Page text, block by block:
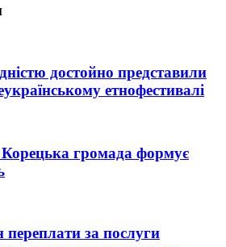
достойно представили
етнофестивалі
Корецька громада формує
за послуги